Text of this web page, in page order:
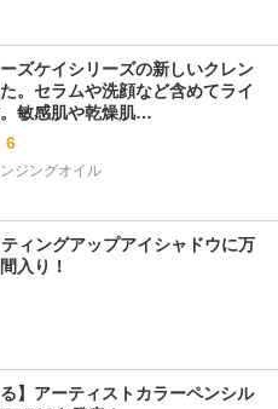
ズケイシリーズの新しいクレン
。セラムや洗顔など含めてライ
敏感肌や乾燥肌…
6
ジングオイル
ィングアップアイシャドウに万
入り！
る】アーティストカラーペンシル